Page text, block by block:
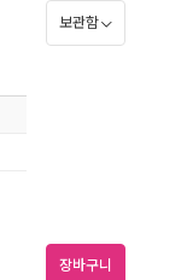
보관함
장바구니